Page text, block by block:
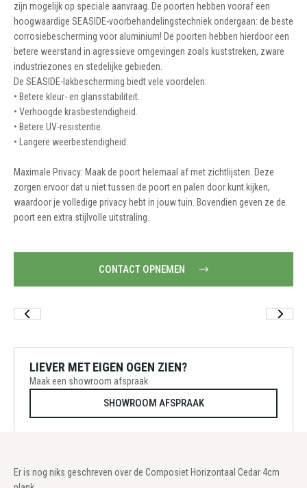
zijn mogelijk op speciale aanvraag. De poorten hebben vooraf een
hoogwaardige SEASIDE-voorbehandelingstechniek ondergaan: de beste
corrosiebescherming voor aluminium! De poorten hebben hierdoor een
betere weerstand in agressieve omgevingen zoals kuststreken, zware
industriezones en stedelijke gebieden.
De SEASIDE-lakbescherming biedt vele voordelen:
• Betere kleur- en glansstabiliteit.
• Verhoogde krasbestendigheid.
• Betere UV-resistentie.
• Langere weerbestendigheid.
Maximale Privacy: Maak de poort helemaal af met zichtlijsten. Deze
zorgen ervoor dat u niet tussen de poort en palen door kunt kijken,
waardoor je volledige privacy hebt in jouw tuin. Bovendien geven ze de
poort een extra stijlvolle uitstraling.
CONTACT OPNEMEN
LIEVER MET EIGEN OGEN ZIEN?
Maak een showroom afspraak
SHOWROOM AFSPRAAK
Er is nog niks geschreven over de Composiet Horizontaal Cedar 4cm